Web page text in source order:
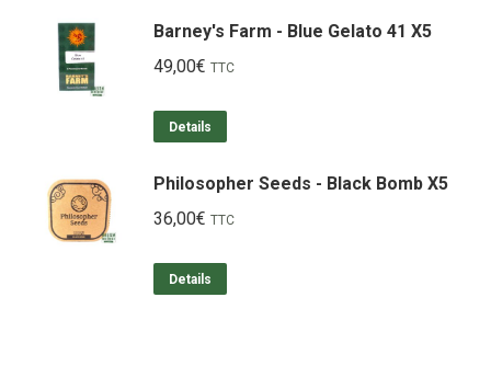
Barney's Farm - Blue Gelato 41 X5
49,00€ TTC
Details
Philosopher Seeds - Black Bomb X5
36,00€ TTC
Details